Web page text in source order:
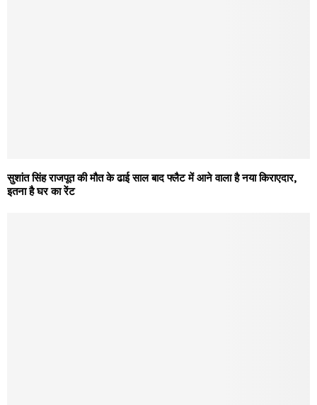
सुशांत सिंह राजपूत की मौत के ढाई साल बाद फ्लैट में आने वाला है नया किराएदार,
इतना है घर का रेंट